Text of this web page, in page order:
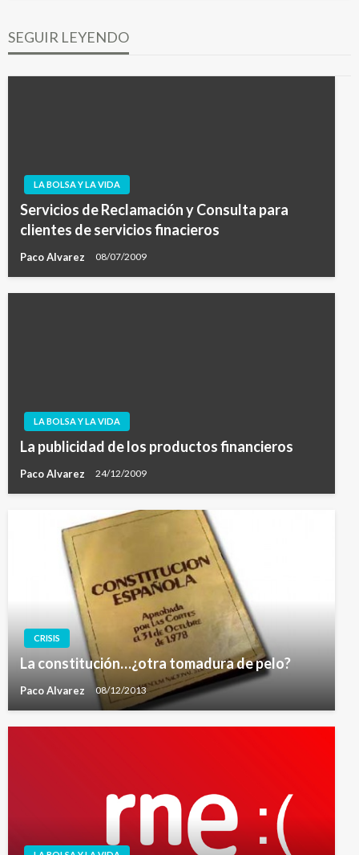
SEGUIR LEYENDO
LA BOLSA Y LA VIDA
Servicios de Reclamación y Consulta para
clientes de servicios finacieros
Paco Alvarez 08/07/2009
LA BOLSA Y LA VIDA
La publicidad de los productos financieros
Paco Alvarez 24/12/2009
CRISIS
La constitución…¿otra tomadura de pelo?
Paco Alvarez 08/12/2013